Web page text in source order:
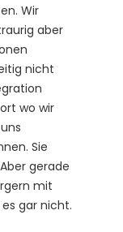
Wir
aber
nicht
wo wir
Sie
gerade
mit
gar nicht.